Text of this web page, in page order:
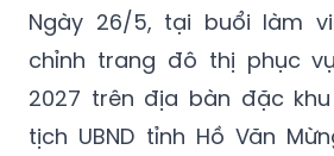
Ngày 26/5, tại buổi làm
chỉnh trang đô thị phục vụ
2027 trên địa bàn đặc khu
tịch UBND tỉnh Hồ Văn